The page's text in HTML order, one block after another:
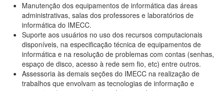
Manutenção dos equipamentos de informática das áreas
administrativas, salas dos professores e laboratórios de
informática do IMECC.
Suporte aos usuários no uso dos recursos computacionais
disponíveis, na especificação técnica de equipamentos de
informática e na resolução de problemas com contas (senhas,
espaço de disco, acesso à rede sem fio, etc) entre outros.
Assessoria às demais seções do IMECC na realização de
trabalhos que envolvam as tecnologias de informação e